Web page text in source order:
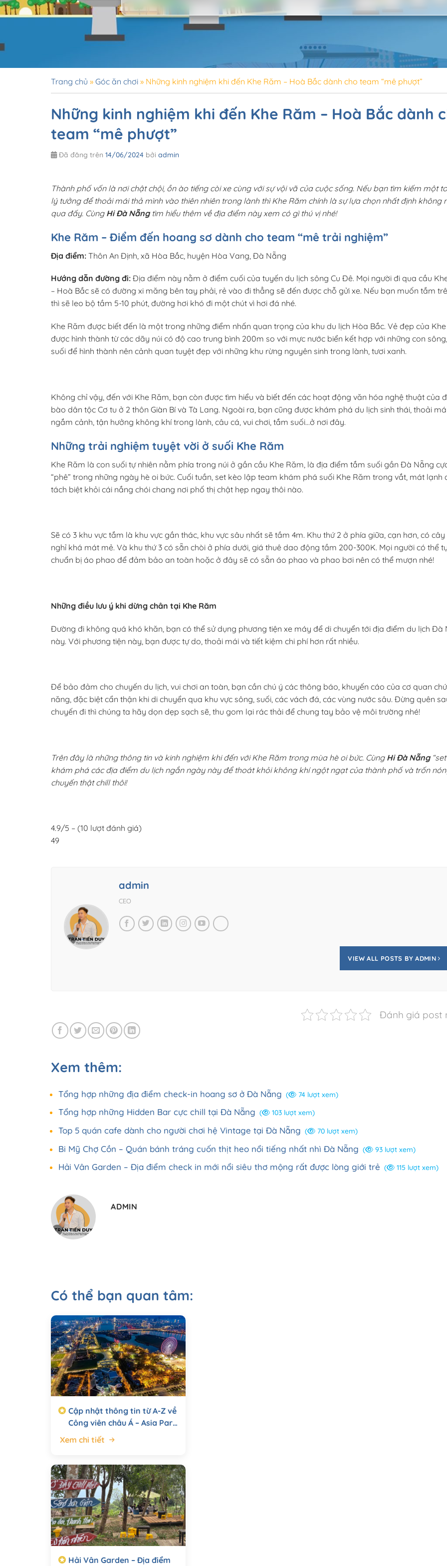
Trang chủ » Góc ăn chơi » Những kinh nghiệm khi đến Khe Răm – Hoà Bắc dành cho team “mê phượt”
Những kinh nghiệm khi đến Khe Răm – Hoà Bắc dành
team “mê phượt”
Đã đăng trên 14/06/2024 bởi admin
Thành phố vốn là nơi chật chội, ồn ào tiếng còi xe cùng với sự vội vã của cuộc sống. Nếu bạn tìm kiếm một
lý tưởng để thoải mái thả mình vào thiên nhiên trong lành thì Khe Răm chính là sự lựa chọn nhất định không
qua đấy. Cùng Hi Đà Nẵngtìm hiểu thêm về địa điểm này xem có gì thú vị nhé!
Khe Răm – Điểm đến hoang sơ dành cho team “mê trải nghiệm”
Địa điểm: Thôn An Định, xã Hòa Bắc, huyện Hòa Vang, Đà Nẵng
Hướng dẫn đường đi: Địa điểm này nằm ở điểm cuối của tuyến du lịch sông Cu Đê. Mọi người đi qua cầu
– Hoà Bắc sẽ có đường xi măng bên tay phải, rẻ vào đi thẳng sẽ đến được chỗ gửi xe. Nếu bạn muốn tắm
thì sẽ leo bộ tầm 5-10 phút, đường hơi khó đi một chút vì hơi đá nhé.
Khe Răm được biết đến là một trong những điểm nhấn quan trọng của khu du lịch Hòa Bắc. Vẻ đẹp của
được hình thành từ các dãy núi có độ cao trung bình 200m so với mực nước biển kết hợp với những con
suối để hình thành nên cảnh quan tuyệt đẹp với những khu rừng nguyên sinh trong lành, tươi xanh.
Không chỉ vậy, đến với Khe Răm, bạn còn được tìm hiểu và biết đến các hoạt động văn hóa nghệ thuật của
bào dân tộc Cơ tu ở 2 thôn Giàn Bí và Tà Lang. Ngoài ra, bạn cũng được khám phá du lịch sinh thái, thoải
ngắm cảnh, tận hưởng không khí trong lành, câu cá, vui chơi, tắm suối…ở nơi đây.
Những trải nghiệm tuyệt vời ở suối Khe Răm
Khe Răm là con suối tự nhiên nằm phía trong núi ở gần cầu Khe Răm, là địa điểm tắm suối gần Đà Nẵng
“phê” trong những ngày hè oi bức. Cuối tuần, set kèo lập team khám phá suối Khe Răm trong vắt, mát lạnh
tách biệt khỏi cái nắng chói chang nơi phố thị chật hẹp ngay thôi nào.
Sẽ có 3 khu vực tắm là khu vực gần thác, khu vực sâu nhất sẽ tầm 4m. Khu thứ 2 ở phía giữa, cạn hơn, có
nghỉ khá mát mẻ. Và khu thứ 3 có sẵn chòi ở phía dưới, giá thuê dao động tầm 200-300K. Mọi người có thể
chuẩn bị áo phao để đảm bảo an toàn hoặc ở đây sẽ có sẵn áo phao và phao bơi nên có thể mượn nhé!
Những điều lưu ý khi dừng chân tại Khe Răm
Đường đi không quá khó khăn, bạn có thể sử dụng phương tiện xe máy để di chuyển tới địa điểm du lịch Đà
này. Với phương tiện này, bạn được tự do, thoải mái và tiết kiệm chi phí hơn rất nhiều.
Để bảo đảm cho chuyến du lịch, vui chơi an toàn, bạn cần chú ý các thông báo, khuyến cáo của cơ quan
năng, đặc biệt cẩn thận khi di chuyển qua khu vực sông, suối, các vách đá, các vùng nước sâu. Đừng quên
chuyến đi thì chúng ta hãy dọn dẹp sạch sẽ, thu gom lại rác thải để chung tay bảo vệ môi trường nhé!
Trên đây là những thông tin và kinh nghiệm khi đến với Khe Răm trong mùa hè oi bức. Cùng Hi Đà Nẵng
khám phá các địa điểm du lịch ngắn ngày này để thoát khỏi không khí ngột ngạt của thành phố và trốn
chuyến thật chill thôi!
4.9/5 – (10 lượt đánh giá)
49
admin
CEO
VIEW ALL POSTS BY ADMIN
Đánh giá post
Xem thêm:
Tổng hợp những địa điểm check-in hoang sơ ở Đà Nẵng ( 74 lượt xem)
Tổng hợp những Hidden Bar cực chill tại Đà Nẵng ( 103 lượt xem)
Top 5 quán cafe dành cho người chơi hệ Vintage tại Đà Nẵng ( 70 lượt xem)
Bi Mỹ Chợ Cồn – Quán bánh tráng cuốn thịt heo nổi tiếng nhất nhì Đà Nẵng ( 93 lượt xem)
Hải Vân Garden – Địa điểm check in mới nổi siêu thơ mộng rất được lòng giới trẻ ( 115 lượt xem)
ADMIN
Có thể bạn quan tâm:
Cập nhật thông tin từ A-Z về
Công viên châu Á – Asia Park
(Đà Nẵng Downtown 2026)
Xem chi tiết
Hải Vân Garden – Địa điểm